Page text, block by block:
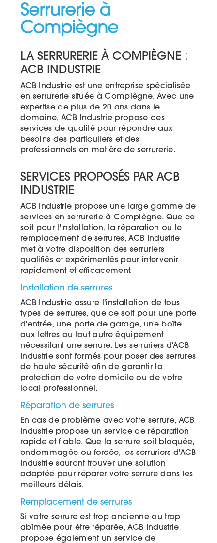
Serrurerie à
Compiègne
LA SERRURERIE À COMPIÈGNE :
ACB INDUSTRIE
ACB Industrie est une entreprise spécialisée
en serrurerie située à Compiègne. Avec une
expertise de plus de 20 ans dans le
domaine, ACB Industrie propose des
services de qualité pour répondre aux
besoins des particuliers et des
professionnels en matière de serrurerie.
SERVICES PROPOSÉS PAR ACB
INDUSTRIE
ACB Industrie propose une large gamme de
services en serrurerie à Compiègne. Que ce
soit pour l'installation, la réparation ou le
remplacement de serrures, ACB Industrie
met à votre disposition des serruriers
qualifiés et expérimentés pour intervenir
rapidement et efficacement.
Installation de serrures
ACB Industrie assure l'installation de tous
types de serrures, que ce soit pour une porte
d'entrée, une porte de garage, une boîte
aux lettres ou tout autre équipement
nécessitant une serrure. Les serruriers d'ACB
Industrie sont formés pour poser des serrures
de haute sécurité afin de garantir la
protection de votre domicile ou de votre
local professionnel.
Réparation de serrures
En cas de problème avec votre serrure, ACB
Industrie propose un service de réparation
rapide et fiable. Que la serrure soit bloquée,
endommagée ou forcée, les serruriers d'ACB
Industrie sauront trouver une solution
adaptée pour réparer votre serrure dans les
meilleurs délais.
Remplacement de serrures
Si votre serrure est trop ancienne ou trop
abîmée pour être réparée, ACB Industrie
propose également un service de